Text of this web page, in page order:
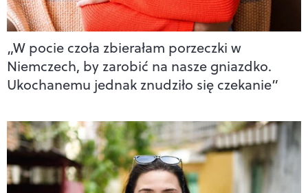
„W pocie czoła zbierałam porzeczki w
Niemczech, by zarobić na nasze gniazdko.
Ukochanemu jednak znudziło się czekanie”